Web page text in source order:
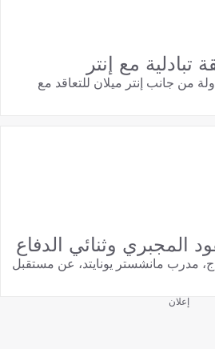
مع إنتر
من جانب إنتر ميلان للتعاقد مع
المجبري وثنائي الدفاع
مدرب مانشستر يونايتد، عن مستقبل
إعلان